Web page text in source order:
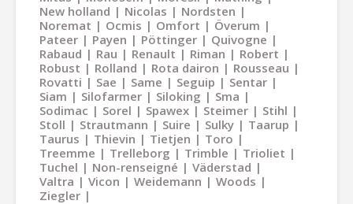
New holland
Nicolas
Nordsten
Noremat
Ocmis Omfort
Överum
Pateer
Payen Pöttinger
Quivogne
Rabaud
Rau Renault Riman
Robert
Robust
Rolland Rota dairon
Rousseau
Rovatti
Sae Same Seguip
Sentar
Siam
Silofarmer Siloking
Sma
Sodimac
Sorel Spawex Steimer
Stihl
Stoll
Strautmann Suire Sulky
Taarup
Taurus
Thievin Tietjen
Toro
Treemme
Trelleborg Trimble
Trioliet
Tuchel
Non-renseigné
Väderstad
Valtra
Vicon Weidemann
Woods
Ziegler